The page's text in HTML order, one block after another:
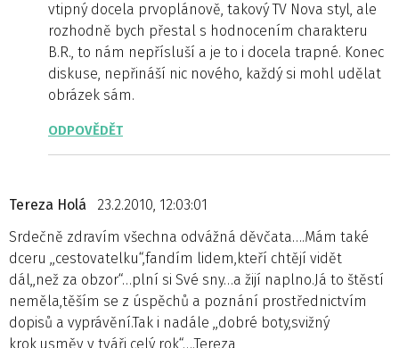
vtipný docela prvoplánově, takový TV Nova styl, ale
rozhodně bych přestal s hodnocením charakteru
B.R., to nám nepřísluší a je to i docela trapné. Konec
diskuse, nepřináší nic nového, každý si mohl udělat
obrázek sám.
ODPOVĚDĚT
Tereza Holá
23.2.2010, 12:03:01
Srdečně zdravím všechna odvážná děvčata….Mám také
dceru ,,cestovatelku“,fandím lidem,kteří chtějí vidět
dál,,než za obzor“…plní si Své sny…a žijí naplno.Já to štěstí
neměla,těším se z úspěchů a poznání prostřednictvím
dopisů a vyprávění.Tak i nadále ,,dobré boty,svižný
krok,usměv v tváři celý rok“….Tereza